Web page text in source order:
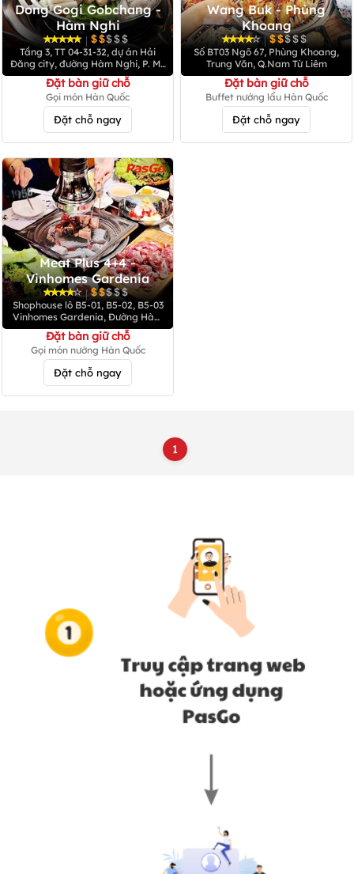
Dong Gogi Gobchang -
Hàm Nghi
|
Tầng 3, TT 04-31-32, dự án Hải
Đăng city, đường Hàm Nghi, P. Mỹ
Đình 2, Q. Nam Từ Liêm
Đặt bàn giữ chỗ
Gọi món Hàn Quốc
Đặt chỗ ngay
Wang Buk - Phùng
Khoang
|
Số BT03 Ngõ 67, Phùng Khoang,
Trung Văn, Q.Nam Từ Liêm
Đặt bàn giữ chỗ
Buffet nướng lẩu Hàn Quốc
Đặt chỗ ngay
Meat Plus 4+4 -
Vinhomes Gardenia
|
Shophouse lô B5-01, B5-02, B5-03
Vinhomes Gardenia, Đường Hàm
Nghi, P. Cầu Diễn, Q. Nam Từ Liêm
Đặt bàn giữ chỗ
Gọi món nướng Hàn Quốc
Đặt chỗ ngay
1